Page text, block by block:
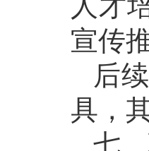
宣传
后
具，
七